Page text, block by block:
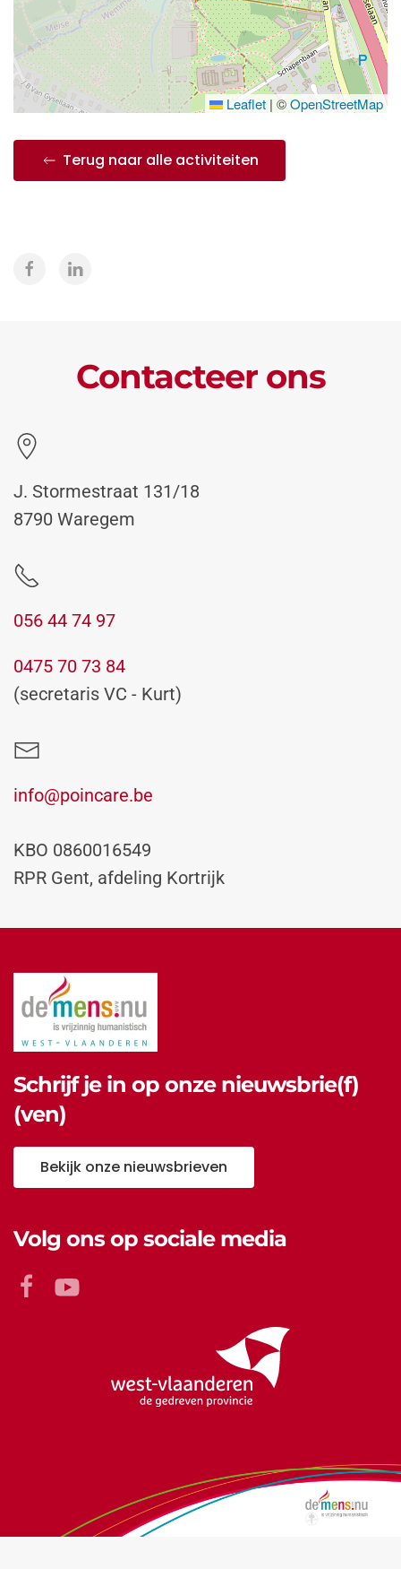
Leaflet | ©OpenStreetMap
Terug naar alle activiteiten
Contacteer ons
J. Stormestraat 131/18
8790 Waregem
056 44 74 97
0475 70 73 84
(secretaris VC - Kurt)
info@poincare.be
KBO 0860016549
RPR Gent, afdeling Kortrijk
Schrijf je in op onze nieuwsbrie(f)
(ven)
Bekijk onze nieuwsbrieven
Volg ons op sociale media